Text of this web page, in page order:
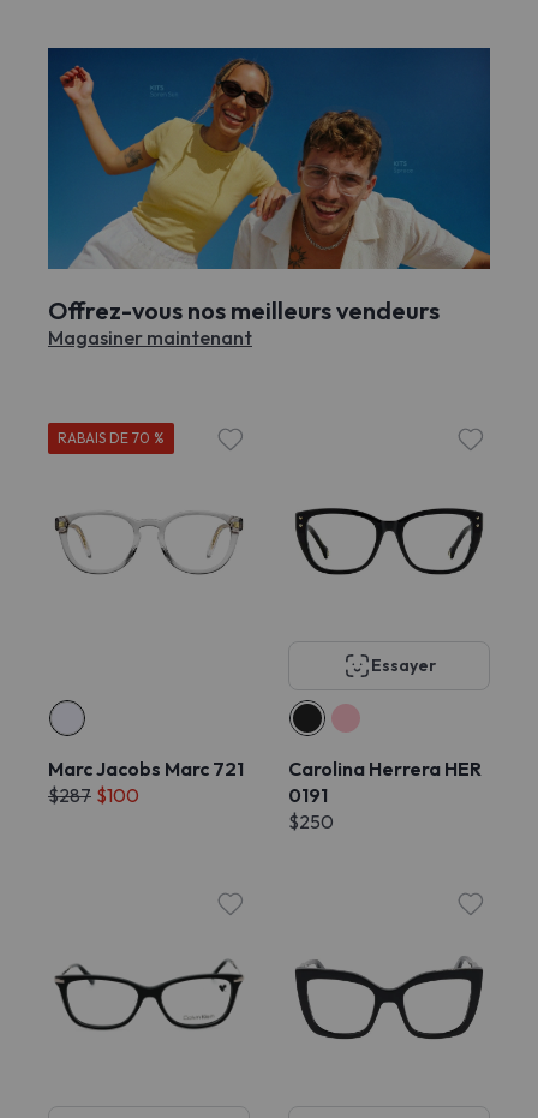
Offrez-vous nos meilleurs vendeurs
Magasiner maintenant
RABAIS DE 70 %
Marc Jacobs Marc 721
$287 $100
Essayer
Carolina Herrera HER
0191
$250